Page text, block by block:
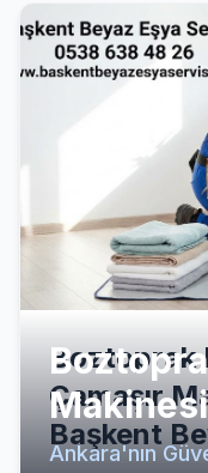
Ankara'nın
Boztoprak
Çamaşır
Başkent